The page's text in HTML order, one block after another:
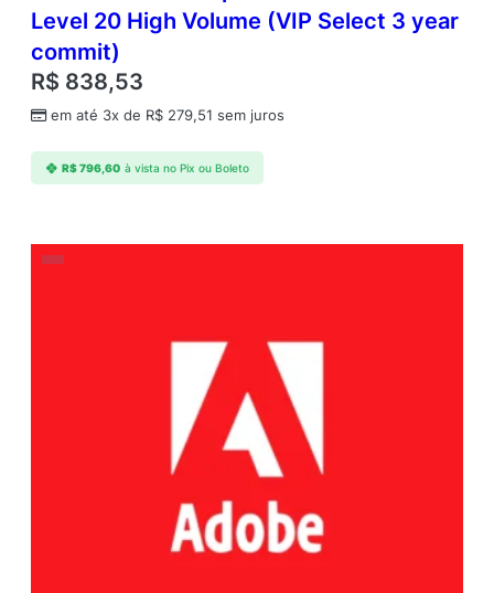
Level 20 High Volume (VIP Select 3 year
commit)
R$ 838,53
em até 3x de R$ 279,51 sem juros
R$796,60 à vista no Pix ou Boleto